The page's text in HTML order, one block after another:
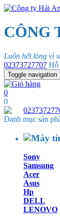
CÔNG
Luôn hết lòng vì
02373727707 Hỗ
Toggle navigation
0
0
Danh mục sản
Sony
Samsung
Acer
Asus
Hp
DELL
LENOVO